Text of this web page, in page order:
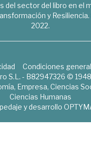
del sector del libro en el
y
2022.
Condiciones
S.L. - B82947326 ©
Empresa, Ciencias
Ciencias Humanas
y desarrollo